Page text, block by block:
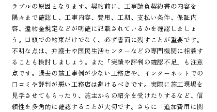
ラブルの原因となります。契約前に、工事請負契約書の内容を
隅々まで確認し、工事内容、費用、工期、支払い条件、保証内
容、違約金規定などが明確に記載されているかを確認しましょ
う。口頭での約束だけでなく、必ず書面に残すことが重要です。
不明な点は、弁護士や国民生活センターなどの専門機関に相談す
ることも検討しましょう。また「実績や評判の確認不足」も注意
点です。過去の施工事例が少ない工務店や、インターネットでの
口コミや評判が悪い工務店は避けるべきです。実際に施工現場を
見学させてもらったり、施主からの紹介を受けたりするなど、信
頼性を多角的に確認することが大切です。さらに「追加費用に関